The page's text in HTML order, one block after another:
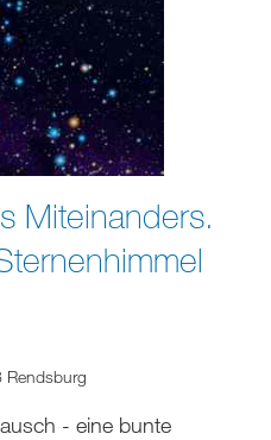
Miteinanders.
Rendsburg
- eine bunte